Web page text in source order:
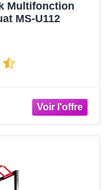
Multifonction
MS-U112